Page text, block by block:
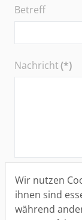
Betreff
Nachricht(*)
Aufnahme in
Bitte
Datenbank
Wir nutzen
ihnen sind
während